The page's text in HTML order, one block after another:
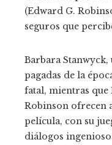
(Edward G.
seguros que
Barbara
pagadas de la
fatal, mientras
Robinson ofrecen
película, con su
diálogos